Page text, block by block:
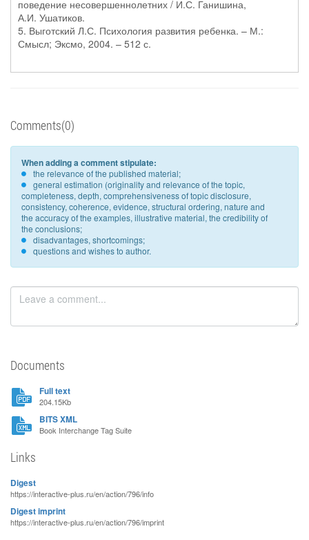
поведение несовершеннолетних / И.С. Ганишина,
А.И. Ушатиков.
5. Выготский Л.С. Психология развития ребенка. – М.:
Смысл; Эксмо, 2004. – 512 с.
Comments(0)
When adding a comment stipulate:
the relevance of the published material;
general estimation (originality and relevance of the topic,
completeness, depth, comprehensiveness of topic disclosure,
consistency, coherence, evidence, structural ordering, nature and
the accuracy of the examples, illustrative material, the credibility of
the conclusions;
disadvantages, shortcomings;
questions and wishes to author.
Documents
Full text
204.15Kb
BITS XML
Book Interchange Tag Suite
Links
Digest
https://interactive-plus.ru/en/action/796/info
Digest imprint
https://interactive-plus.ru/en/action/796/imprint